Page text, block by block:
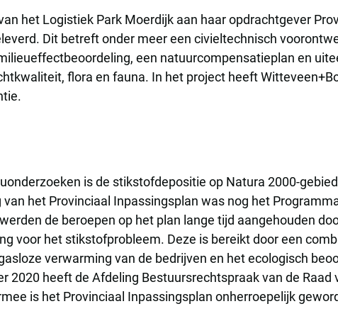
het Logistiek Park Moerdijk aan haar opdrachtgever
Dit betreft onder meer een civieltechnisch
een natuurcompensatieplan en
flora en fauna. In het project heeft
is de stikstofdepositie op Natura 2000-
het Provinciaal Inpassingsplan was nog het
de beroepen op het plan lange tijd aangehouden
voor het stikstofprobleem. Deze is bereikt door een
verwarming van de bedrijven en het ecologisch
2020 heeft de Afdeling Bestuursrechtspraak van de
is het Provinciaal Inpassingsplan onherroepelijk